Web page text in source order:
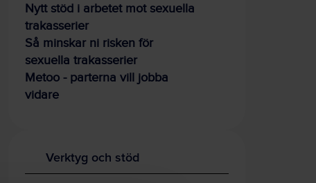
Nytt stöd i arbetet mot sexuella
trakasserier
Så minskar ni risken för
sexuella trakasserier
Metoo - parterna vill jobba
vidare
Verktyg och stöd